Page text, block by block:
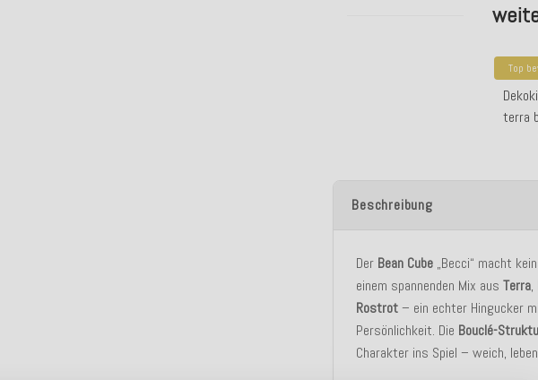
Top
terra
Beschreibung
Der Bean Cube „Becci“ macht
einem spannenden Mix ausTerra,
Rostrot– ein echter Hingucker
Persönlichkeit. Die Bouclé-
Charakter ins Spiel – weich,